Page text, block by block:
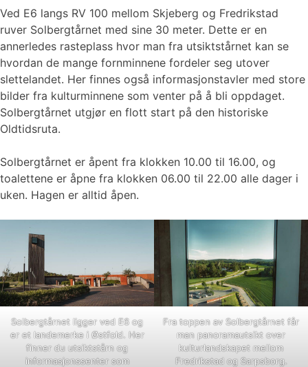
Ved E6 langs RV 100 mellom Skjeberg og Fredrikstad
ruver Solbergtårnet med sine 30 meter. Dette er en
annerledes rasteplass hvor man fra utsiktstårnet kan se
hvordan de mange fornminnene fordeler seg utover
slettelandet. Her finnes også informasjonstavler med store
bilder fra kulturminnene som venter på å bli oppdaget.
Solbergtårnet utgjør en flott start på den historiske
Oldtidsruta.
Solbergtårnet er åpent fra klokken 10.00 til 16.00, og
toalettene er åpne fra klokken 06.00 til 22.00 alle dager i
uken. Hagen er alltid åpen.
Solbergtårnet ligger ved E6 og
er et landemerke i Østfold. Her
finner du utsiktstårn og
informasjonssenter som
Fra toppen av Solbergtårnet får
man panoramautsikt over
kulturlandskapet mellom
Fredrikstad og Sarpsborg.